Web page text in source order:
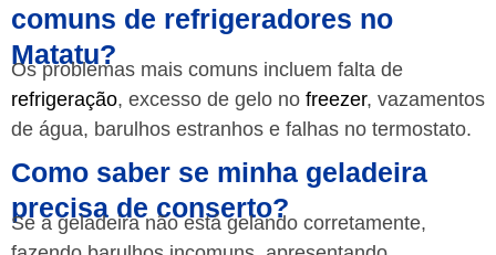
comuns de refrigeradores no
Matatu?
Os problemas mais comuns incluem falta de
refrigeração, excesso de gelo no freezer, vazamentos
de água, barulhos estranhos e falhas no termostato.
Como saber se minha geladeira
precisa de conserto?
Se a geladeira não está gelando corretamente,